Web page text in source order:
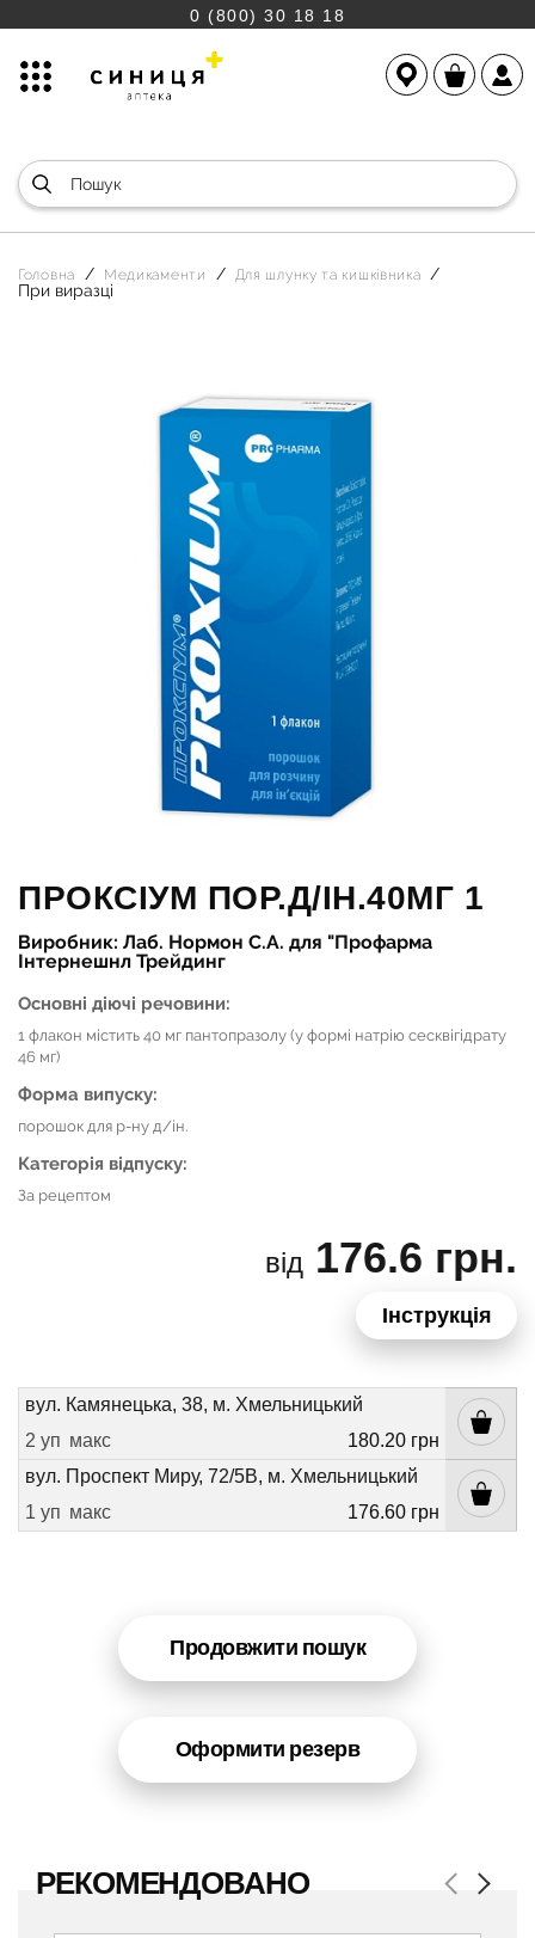
0 (800) 30 18 18
Головна Медикаменти Для шлунку та кишківника
При виразці
ПРОКСІУМ ПОР.Д/ІН.40МГ 1
Виробник: Лаб. Нормон С.А. для "Профарма
Інтернешнл Трейдинг
Основні діючі речовини:
1 флакон містить 40 мг пантопразолу (у формі натрію сесквігідрату
46 мг)
Форма випуску:
порошок для р-ну д/ін.
Категорія відпуску:
За рецептом
від 176.6 грн.
Інструкція
вул. Камянецька, 38, м. Хмельницький
2 уп макс
180.20 грн
вул. Проспект Миру, 72/5В, м. Хмельницький
1 уп макс 176.60 грн
Продовжити пошук
Оформити резерв
РЕКОМЕНДОВАНО Previous
Next